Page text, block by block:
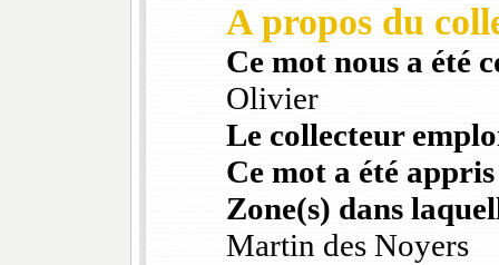
A propos du
Ce mot nous a été
Olivier
Le collecteur
Ce mot a été
Zone(s) dans
Martin des Noyers